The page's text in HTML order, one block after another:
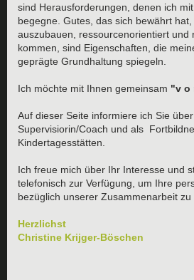
sind Herausforderungen, denen ich
begegne. Gutes, das sich bewährt
auszubauen, ressourcenorientiert und
kommen, sind Eigenschaften, die
geprägte Grundhaltung spiegeln.
Ich möchte mit Ihnen gemeinsam "v o
Auf dieser Seite informiere ich Sie
Supervisiorin/Coach und als
Kindertagesstätten.
Ich freue mich über Ihr Interesse und
telefonisch zur Verfügung, um Ihre
bezüglich unserer Zusammenarbeit zu
Herzlichst
Christine Krijger-Böschen